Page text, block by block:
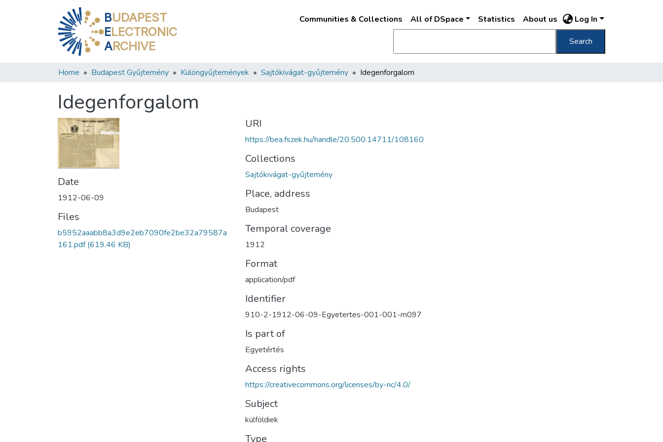
BUDAPEST
ELECTRONIC
ARCHIVE
Communities & Collections All of DSpace Statistics About us Log In
Search
Home Budapest Gyűjtemény Különgyűjtemények Sajtókivágat-gyűjtemény Idegenforgalom
Idegenforgalom
Date
1912-06-09
Files
b5952aaabb8a3d9e2eb7090fe2be32a79587a
161.pdf(619.46 KB)
URI
https://bea.fszek.hu/handle/20.500.14711/108160
Collections
Sajtókivágat-gyűjtemény
Place, address
Budapest
Temporal coverage
1912
Format
application/pdf
Identifier
910-2-1912-06-09-Egyetertes-001-001-m097
Is part of
Egyetértés
Access rights
https://creativecommons.org/licenses/by-nc/4.0/
Subject
külföldiek
Type